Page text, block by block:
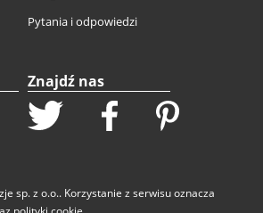
Pytania i odpowiedzi
Znajdź nas
sp. z o.o.. Korzystanie z serwisu oznacza